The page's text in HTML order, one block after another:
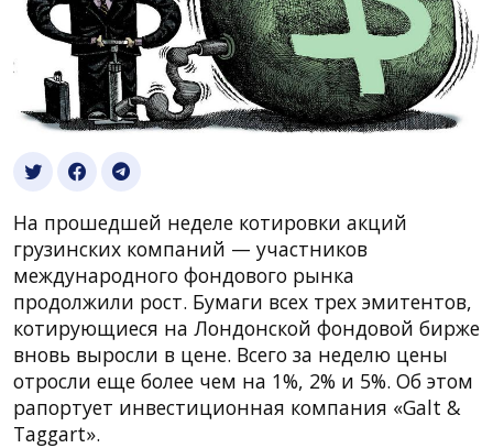
На прошедшей неделе котировки акций
грузинских компаний — участников
международного фондового рынка
продолжили рост. Бумаги всех трех эмитентов,
котирующиеся на Лондонской фондовой бирже
вновь выросли в цене. Всего за неделю цены
отросли еще более чем на 1%, 2% и 5%. Об этом
рапортует инвестиционная компания «Galt &
Taggart».